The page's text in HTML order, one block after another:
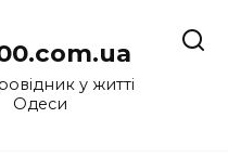
у житті
Одеси